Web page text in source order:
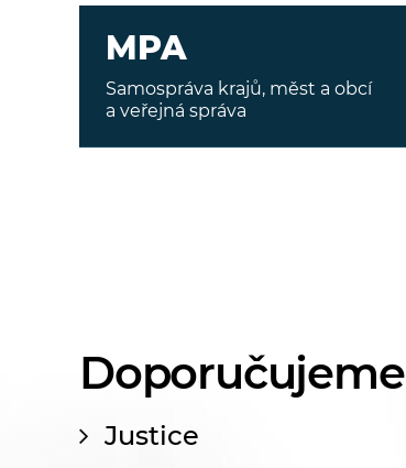
MPA
Samospráva krajů, měst a obcí
a veřejná správa
Doporučujeme
Justice